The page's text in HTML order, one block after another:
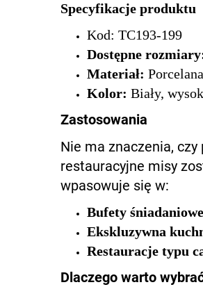
Specyfikacje produktu
Kod: TC193-199
Dostępne
Materiał:
Kolor: Biały,
Zastosowania
Nie ma znaczenia,
restauracyjne misy
wpasowuje się w:
Bufety
Ekskluzywna
Restauracje typu
Dlaczego warto